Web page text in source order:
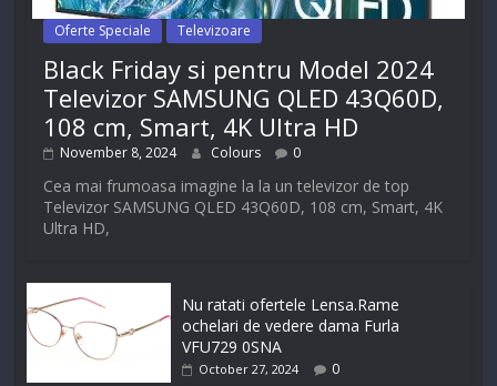
Oferte Speciale Televizoare
Black Friday si pentru Model 2024
Televizor SAMSUNG QLED 43Q60D,
108 cm, Smart, 4K Ultra HD
November 8, 2024 Colours 0
Cea mai frumoasa imagine la la un televizor de top
Televizor SAMSUNG QLED 43Q60D, 108 cm, Smart, 4K
Ultra HD,
Nu ratati ofertele Lensa.Rame
ochelari de vedere dama Furla
VFU729 0SNA
October 27, 2024 0